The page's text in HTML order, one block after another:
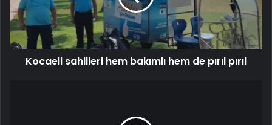
Kocaeli sahilleri hem bakımlı hem de pırıl pırıl